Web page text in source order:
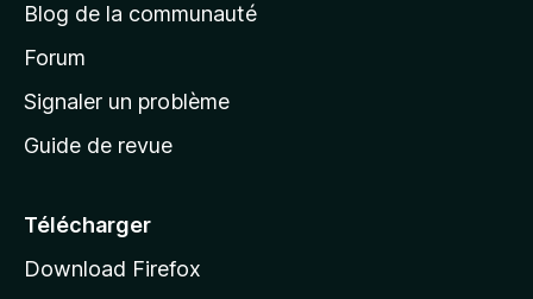
d
a
c
e
l
Blog de la communauté
Forum
Signaler un problème
Guide de revue
Télécharger
Download Firefox